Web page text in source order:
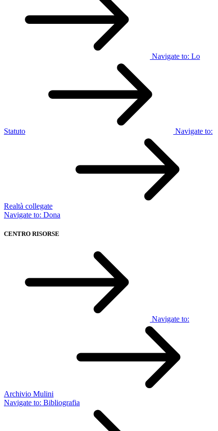
Navigate to: Lo
Statuto Navigate to:
Realtà collegate
Navigate to: Dona
CENTRO RISORSE
Navigate to:
Archivio Mulini
Navigate to: Bibliografia